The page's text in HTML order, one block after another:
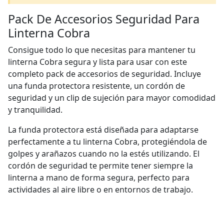
Pack De Accesorios Seguridad Para
Linterna Cobra
Consigue todo lo que necesitas para mantener tu
linterna Cobra segura y lista para usar con este
completo pack de accesorios de seguridad. Incluye
una funda protectora resistente, un cordón de
seguridad y un clip de sujeción para mayor comodidad
y tranquilidad.
La funda protectora está diseñada para adaptarse
perfectamente a tu linterna Cobra, protegiéndola de
golpes y arañazos cuando no la estés utilizando. El
cordón de seguridad te permite tener siempre la
linterna a mano de forma segura, perfecto para
actividades al aire libre o en entornos de trabajo.